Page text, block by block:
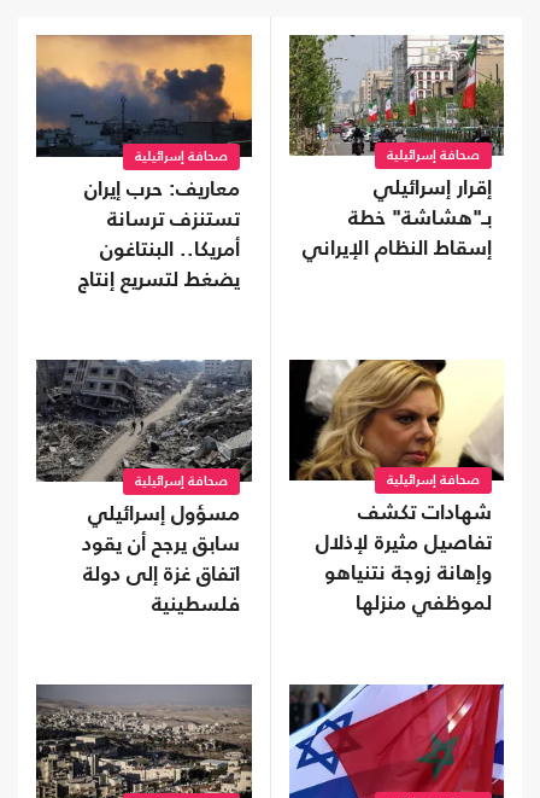
صحافة إسرائيلية
إقرار إسرائيلي
بـ"هشاشة" خطة
إسقاط النظام الإيراني
صحافة إسرائيلية
معاريف: حرب إيران
تستنزف ترسانة
أمريكا.. البنتاغون
يضغط لتسريع إنتاج
صحافة إسرائيلية
شهادات تكشف
تفاصيل مثيرة لإذلال
وإهانة زوجة نتنياهو
لموظفي منزلها
صحافة إسرائيلية
مسؤول إسرائيلي
سابق يرجح أن يقود
اتفاق غزة إلى دولة
فلسطينية